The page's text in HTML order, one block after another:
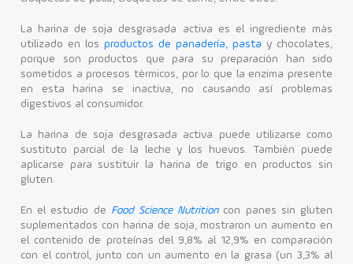
La harina de soja desgrasada activa es el ingrediente más
utilizado en los productos de panadería, pasta y chocolates,
porque son productos que para su preparación han sido
sometidos a procesos térmicos, por lo que la enzima presente
en esta harina se inactiva, no causando así problemas
digestivos al consumidor.
La harina de soja desgrasada activa puede utilizarse como
sustituto parcial de la leche y los huevos. También puede
aplicarse para sustituir la harina de trigo en productos sin
gluten.
En el estudio de Food Science Nutrition con panes sin gluten
suplementados con harina de soja, mostraron un aumento en
el contenido de proteínas del 9,8% al 12,9% en comparación
con el control, junto con un aumento en la grasa (un 3,3% al